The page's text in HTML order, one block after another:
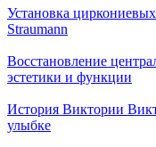
Установка
Straumann
Восстановление
эстетики и функции
История Виктории
улыбке